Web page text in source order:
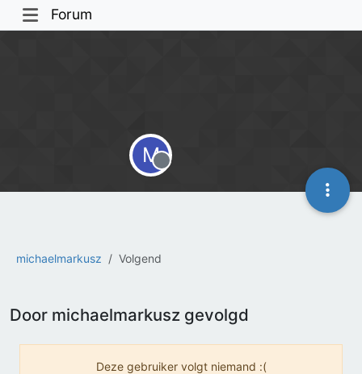
Forum
michaelmarkusz Volgend
M
Offline
Door michaelmarkusz gevolgd
Deze gebruiker volgt niemand :(